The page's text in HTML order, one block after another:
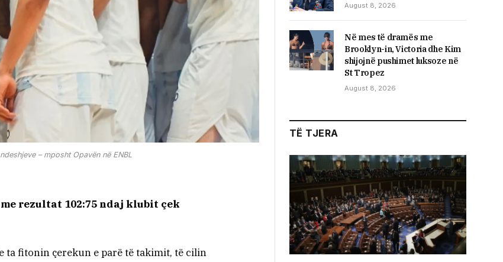
– mposht Opavën në ENBL
rezultat 102:75 ndaj klubit çek
fitonin çerekun e parë të takimit, të cilin
August 8, 2026
Në mes të dramës me
Brooklyn-in, Victoria dhe Kim
shijojnë pushimet luksoze në
St Tropez
August 8, 2026
TË TJERA